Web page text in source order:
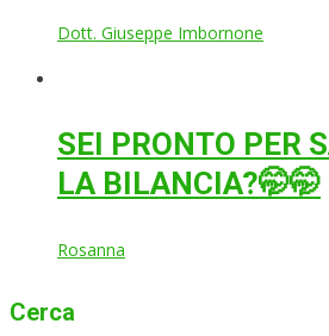
Dott. Giuseppe Imbornone
SEI PRONTO PER
LA BILANCIA?🤭🤭
Rosanna
Cerca